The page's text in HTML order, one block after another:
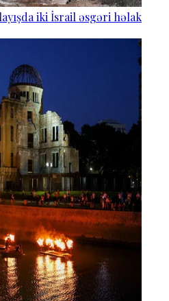
iki İsrail əsgəri həlak